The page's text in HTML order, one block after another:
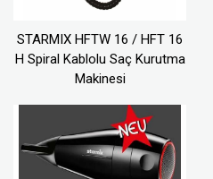
STARMIX HFTW 16 / HFT 16
H Spiral Kablolu Saç Kurutma
Makinesi